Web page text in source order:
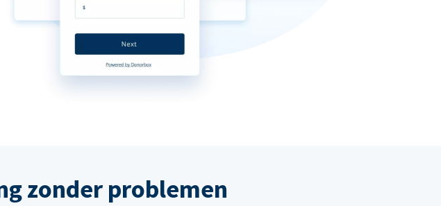
zonder problemen